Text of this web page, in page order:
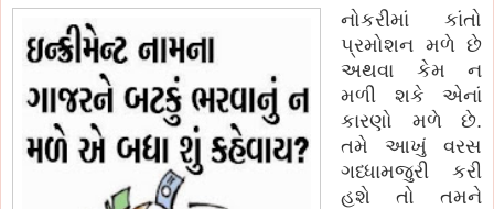
નોકરીમાં કાંતો
પ્રમોશન મળે છે
અથવા કેમ ન
મળી શકે એનાં
કારણો મળે છે.
તમે આખું વરસ
ગધ્ધામજુરી કરી
હશે તો તમને